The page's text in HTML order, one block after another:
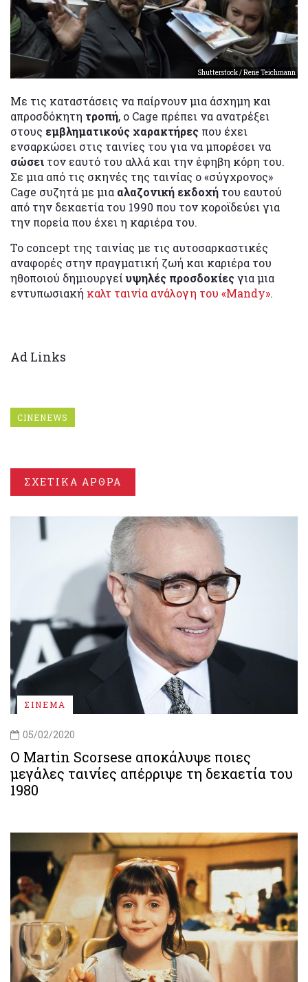
Shutterstock / Rene Teichmann
Με τις καταστάσεις να παίρνουν μια άσχημη και
απροσδόκητη τροπή, ο Cage πρέπει να ανατρέξει
στους εμβληματικούς χαρακτήρες που έχει
ενσαρκώσει στις ταινίες του για να μπορέσει να
σώσει τον εαυτό του αλλά και την έφηβη κόρη του.
Σε μια από τις σκηνές της ταινίας ο «σύγχρονος»
Cage συζητά με μια αλαζονική εκδοχή του εαυτού
από την δεκαετία του 1990 που τον κοροϊδεύει για
την πορεία που έχει η καριέρα του.
Το concept της ταινίας με τις αυτοσαρκαστικές
αναφορές στην πραγματική ζωή και καριέρα του
ηθοποιού δημιουργείυψηλές προσδοκίεςγια μια
εντυπωσιακή καλτ ταινία ανάλογη του «Mandy».
Ad Links
CINENEWS
ΣΧΕΤΙΚΑ ΑΡΘΡΑ
ΣΙΝΕΜΑ
05/02/2020
Ο Martin Scorsese αποκάλυψε ποιες
μεγάλες ταινίες απέρριψε τη δεκαετία του
1980